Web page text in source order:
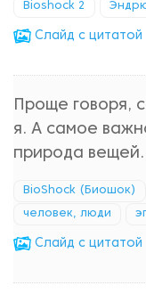
Bioshock 2
Cлайд с цитатой
Проще говоря,
я. А самое
природа вещей.
BioShock (Биошок)
человек, люди
Cлайд с цитатой